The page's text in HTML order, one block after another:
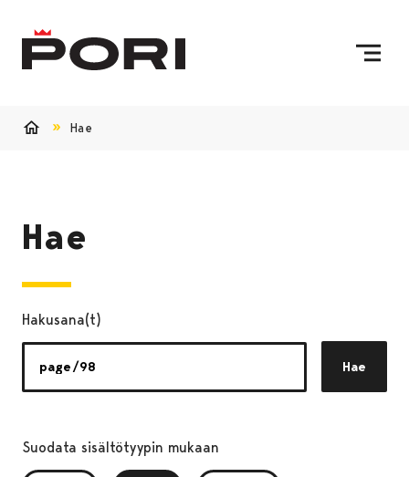
Hae
Hae
Hakusana(t)
Hae
Suodata sisältötyypin mukaan